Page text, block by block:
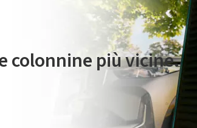
colonnine più vicine.